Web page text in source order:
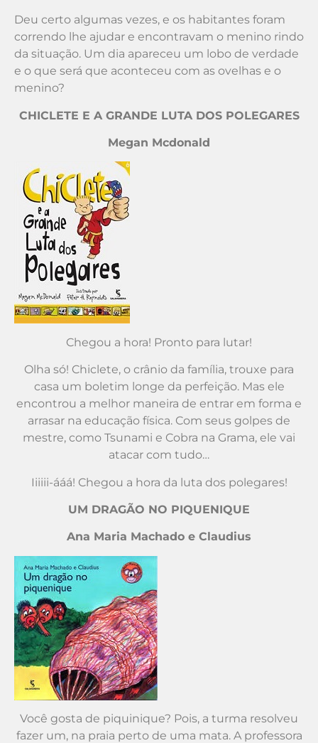
Deu certo algumas vezes, e os habitantes foram
correndo lhe ajudar e encontravam o menino rindo
da situação. Um dia apareceu um lobo de verdade
e o que será que aconteceu com as ovelhas e o
menino?
CHICLETE E A GRANDE LUTA DOS POLEGARES
Megan Mcdonald
Chegou a hora! Pronto para lutar!
Olha só! Chiclete, o crânio da família, trouxe para
casa um boletim longe da perfeição. Mas ele
encontrou a melhor maneira de entrar em forma e
arrasar na educação física. Com seus golpes de
mestre, como Tsunami e Cobra na Grama, ele vai
atacar com tudo…
Iiiiii-ááá! Chegou a hora da luta dos polegares!
UM DRAGÃO NO PIQUENIQUE
Ana Maria Machado e Claudius
Você gosta de piquinique? Pois, a turma resolveu
fazer um, na praia perto de uma mata. A professora